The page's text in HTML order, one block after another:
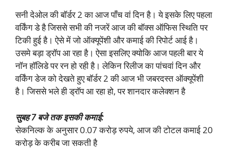
सनी देओल की बॉर्डर 2 का आज पाँच वां दिन है। ये इसके लिए पहला
वर्किंग डे है जिससे सभी की नजरें आज की बॉक्स ऑफिस स्थिति पर
टिकी हुई है। ऐसे में जो ऑक्यूपेंशी और कमाई की रिपोर्ट आई है।
उसमे बड़ा ड्रॉप आ रहा है। ऐसा इसलिए क्योकि आज पहली बार ये
नॉन हॉलिडे पर रन हो रही है। लेकिन रिलीज का पांचवां दिन और
वर्किंग डेज को देखते हुए बॉर्डर 2 की आज भी जबरदस्त ऑक्यूपेंशी
है। जिससे भले ही ड्रॉप आ रहा हो, पर शानदार कलेक्शन है
सुबह 7 बजे तक इसकी कमाई:
सेकनिल्क के अनुसार 0.07 करोड़ रुपये, आज की टोटल कमाई 20
करोड़ के करीब जा सकती है